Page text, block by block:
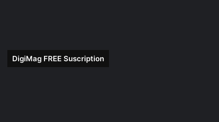
DigiMag FREE Suscription